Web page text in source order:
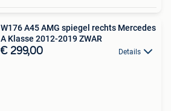
W176 A45 AMG spiegel rechts Mercedes
A Klasse 2012-2019 ZWAR
€ 299,00 Details